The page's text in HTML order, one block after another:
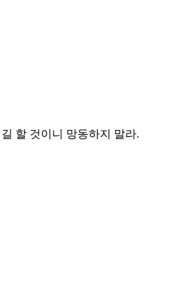
할 것이니 망동하지 말라.